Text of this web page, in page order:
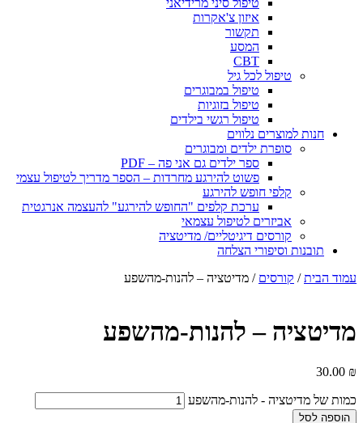
טיפול סיני מרידיאני
איזון צ'אקרות
תקשור
המסע
CBT
טיפול לכל גיל
טיפול במבוגרים
טיפול בזוגיות
טיפול רגשי בילדים
חנות למוצרים נלווים
סופרת ילדים ומבוגרים
ספר ילדים גם אני פה – PDF
פשוט להירגע מחרדות – הספר מדריך לטיפול עצמי
קלפי חופש להירגע
ערכת קלפים "החופש להירגע" להעצמה אנרגטית
אביזרים לטיפול עצמאי
קורסים דיגיטליים/ מדיטציה
תובנות וסיפורי הצלחה
עמוד הבית/ קורסים / מדיטציה – להנות-מהשפע
מדיטציה – להנות-מהשפע
30.00 ₪
כמות של מדיטציה - להנות-מהשפע
הוספה לסל